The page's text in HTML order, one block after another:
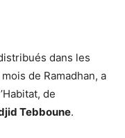
dans les
de Ramadhan, a
de
Tebboune.